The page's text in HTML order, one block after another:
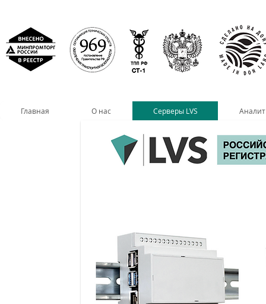
Главная О нас Серверы LVS